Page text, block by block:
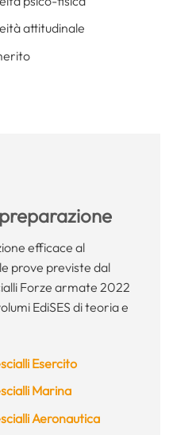
attitudinale
efficace al
prove previste dal
Forze armate 2022
EdiSES di teoria e
Esercito
Marina
Aeronautica